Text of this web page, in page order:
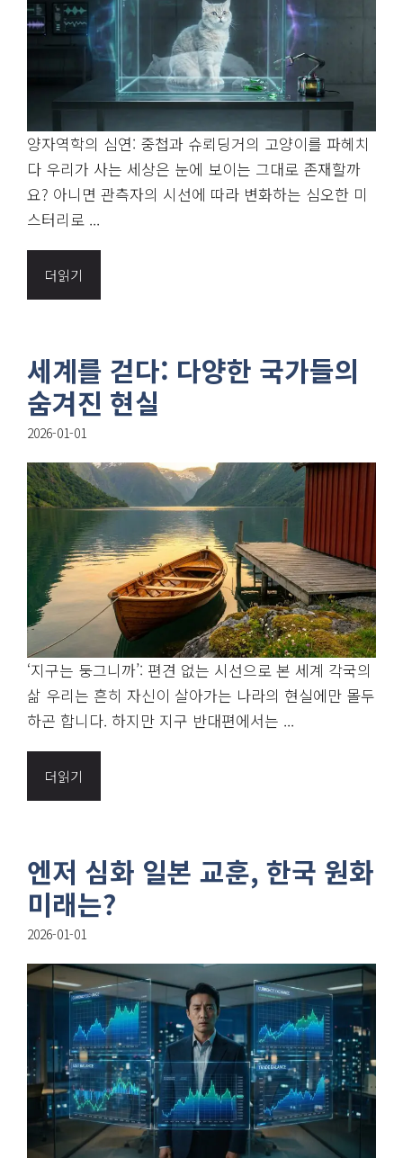
양자역학의 심연: 중첩과 슈뢰딩거의 고양이를 파헤치
다 우리가 사는 세상은 눈에 보이는 그대로 존재할까
요? 아니면 관측자의 시선에 따라 변화하는 심오한 미
스터리로 ...
더읽기
세계를 걷다: 다양한 국가들의
숨겨진 현실
2026-01-01
‘지구는 둥그니까’: 편견 없는 시선으로 본 세계 각국의
삶 우리는 흔히 자신이 살아가는 나라의 현실에만 몰두
하곤 합니다. 하지만 지구 반대편에서는 ...
더읽기
엔저 심화 일본 교훈, 한국 원화
미래는?
2026-01-01